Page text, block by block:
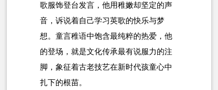
歌服饰登台发言，他用稚嫩却坚定的声
音，诉说着自己学习英歌的快乐与梦
想。童言稚语中饱含最纯粹的热爱，他
的登场，就是文化传承最有说服力的注
脚，象征着古老技艺在新时代孩童心中
扎下的根苗。